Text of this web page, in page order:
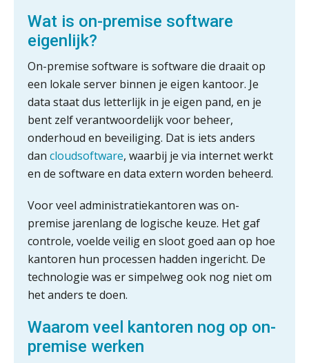
Wat is on-premise software
eigenlijk?
On-premise software is software die draait op
een lokale server binnen je eigen kantoor. Je
data staat dus letterlijk in je eigen pand, en je
bent zelf verantwoordelijk voor beheer,
onderhoud en beveiliging. Dat is iets anders
dan cloudsoftware, waarbij je via internet werkt
en de software en data extern worden beheerd.
Voor veel administratiekantoren was on-
premise jarenlang de logische keuze. Het gaf
controle, voelde veilig en sloot goed aan op hoe
kantoren hun processen hadden ingericht. De
technologie was er simpelweg ook nog niet om
het anders te doen.
Waarom veel kantoren nog op on-
premise werken